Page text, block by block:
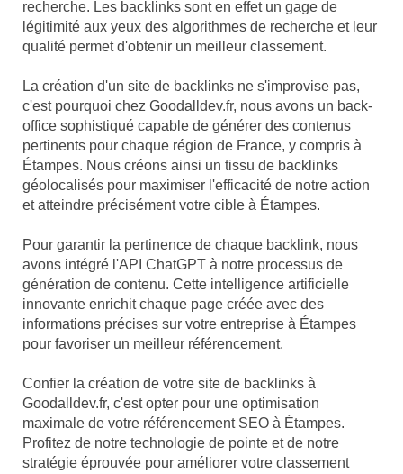
recherche. Les backlinks sont en effet un gage de
légitimité aux yeux des algorithmes de recherche et leur
qualité permet d'obtenir un meilleur classement.
La création d'un site de backlinks ne s'improvise pas,
c'est pourquoi chez Goodalldev.fr, nous avons un back-
office sophistiqué capable de générer des contenus
pertinents pour chaque région de France, y compris à
Étampes. Nous créons ainsi un tissu de backlinks
géolocalisés pour maximiser l'efficacité de notre action
et atteindre précisément votre cible à Étampes.
Pour garantir la pertinence de chaque backlink, nous
avons intégré l'API ChatGPT à notre processus de
génération de contenu. Cette intelligence artificielle
innovante enrichit chaque page créée avec des
informations précises sur votre entreprise à Étampes
pour favoriser un meilleur référencement.
Confier la création de votre site de backlinks à
Goodalldev.fr, c'est opter pour une optimisation
maximale de votre référencement SEO à Étampes.
Profitez de notre technologie de pointe et de notre
stratégie éprouvée pour améliorer votre classement